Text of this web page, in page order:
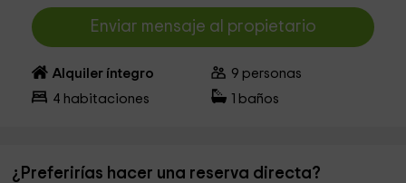
Enviar mensaje al propietario
Alquiler íntegro 9 personas
4 habitaciones baños
¿Preferirías hacer una reserva directa?